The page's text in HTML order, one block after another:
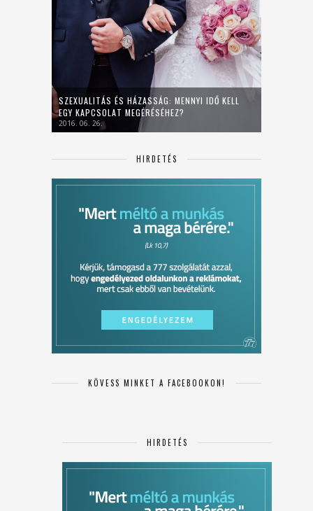
SZEXUALITÁS ÉS HÁZASSÁG: MENNYI IDŐ KELL
EGY KAPCSOLAT MEGÉRÉSÉHEZ?
2016. 06. 26.
HIRDETÉS
KÖVESS MINKET A FACEBOOKON!
HIRDETÉS